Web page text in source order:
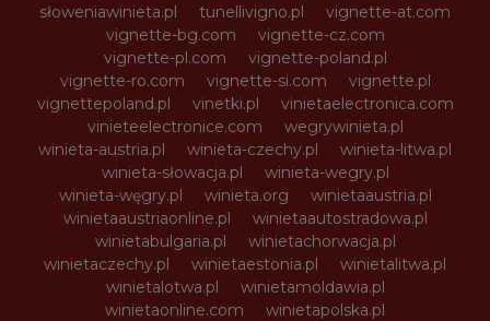
słoweniawinieta.pl
tunellivigno.pl
vignette-at.com
vignette-bg.com
vignette-cz.com
vignette-pl.com
vignette-poland.pl
vignette-ro.com
vignette-si.com
vignette.pl
vignettepoland.pl
vinetki.pl
vinietaelectronica.com
vinieteelectronice.com
wegrywinieta.pl
winieta-austria.pl
winieta-czechy.pl
winieta-litwa.pl
winieta-słowacja.pl
winieta-wegry.pl
winieta-węgry.pl
winieta.org
winietaaustria.pl
winietaaustriaonline.pl
winietaautostradowa.pl
winietabulgaria.pl
winietachorwacja.pl
winietaczechy.pl
winietaestonia.pl
winietalitwa.pl
winietalotwa.pl
winietamoldawia.pl
winietaonline.com
winietapolska.pl